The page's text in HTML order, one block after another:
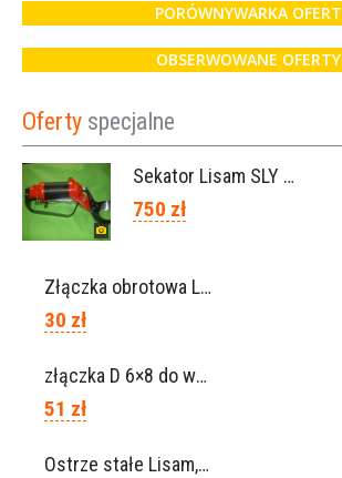
PORÓWNYWARKA OFERT
OBSERWOWANE OFERTY
Oferty specjalne
Sekator Lisam SLY / przedłużki 0,5m 1m (Włochy)
750 zł
Złączka obrotowa Lisam do węża 6×8 / Ref. 0160.0100
30 zł
złączka D 6×8 do węża, Ref. 0113.0106
51 zł
Ostrze stałe Lisam, Ref. A1206